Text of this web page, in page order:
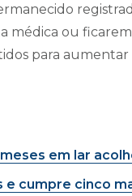
médica ou
para aumentar
em lar
e cumpre cinco